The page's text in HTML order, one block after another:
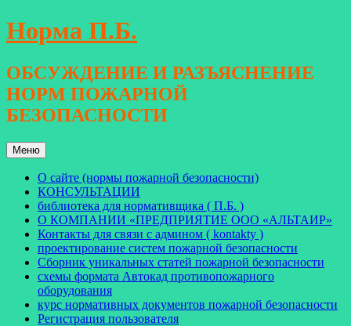
Перейти
к
Норма П.Б.
ОБСУЖДЕНИЕ И РАЗЪЯСНЕНИЕ
НОРМ ПОЖАРНОЙ
БЕЗОПАСНОСТИ
Меню
О сайте (нормы пожарной безопасности)
КОНСУЛЬТАЦИИ
библиотека для нормативщика ( П.Б. )
О КОМПАНИИ «ПРЕДПРИЯТИЕ ООО «АЛЬТАИР»
Контакты для связи с админом ( kontakty )
проектирование систем пожарной безопасности
Сборник уникальных статей пожарной безопасности
схемы формата Автокад противопожарного
оборудования
курс нормативных документов пожарной безопасности
Регистрация пользователя